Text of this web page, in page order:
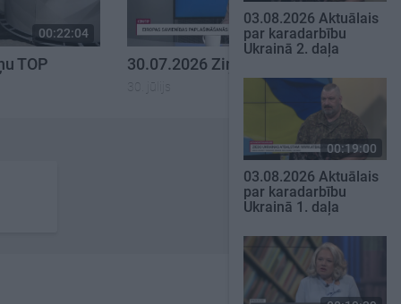
00:22:04
TOP
00:23:00
30.07.2026 Ziņu TOP
30. jūlijs
03.08.2026 Aktuālais
par karadarbību
Ukrainā 2. daļa
00:19:00
03.08.2026 Aktuālais
par karadarbību
Ukrainā 1. daļa